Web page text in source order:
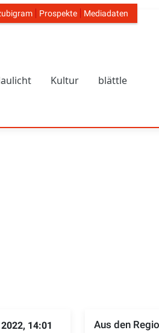
Prospekte Mediadaten
Kultur blättle
14:01
Aus den